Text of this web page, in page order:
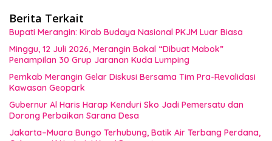
Berita Terkait
Bupati Merangin: Kirab Budaya Nasional PKJM Luar Biasa
Minggu, 12 Juli 2026, Merangin Bakal “Dibuat Mabok”
Penampilan 30 Grup Jaranan Kuda Lumping
Pemkab Merangin Gelar Diskusi Bersama Tim Pra-Revalidasi
Kawasan Geopark
Gubernur Al Haris Harap Kenduri Sko Jadi Pemersatu dan
Dorong Perbaikan Sarana Desa
Jakarta–Muara Bungo Terhubung, Batik Air Terbang Perdana,